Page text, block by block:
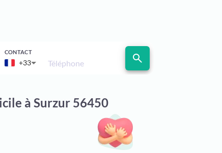
CONTACT
+33 Téléphone search
à Surzur 56450